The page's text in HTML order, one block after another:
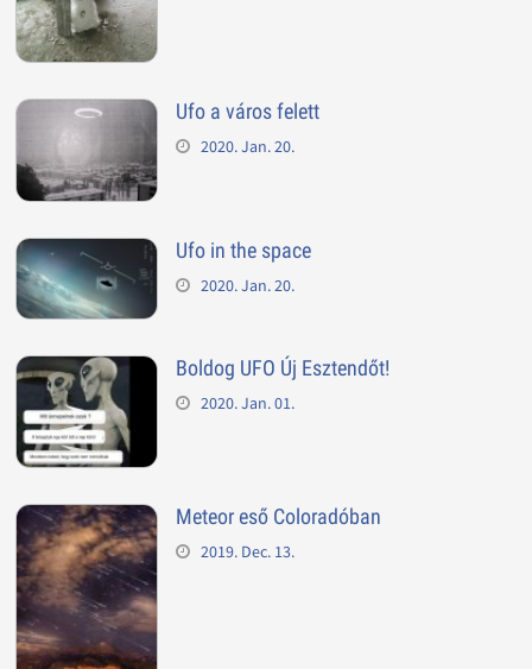
Ufo a város felett
2020. Jan. 20.
Ufo in the space
2020. Jan. 20.
Boldog UFO Új Esztendőt!
2020. Jan. 01.
Meteor eső Coloradóban
2019. Dec. 13.